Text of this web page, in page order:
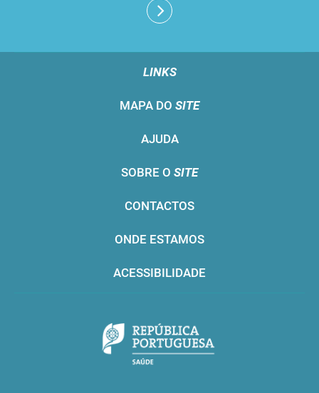
LINKS
MAPA DO SITE
AJUDA
SOBRE O SITE
CONTACTOS
ONDE ESTAMOS
ACESSIBILIDADE